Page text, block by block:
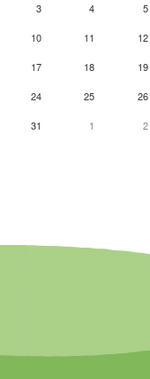
3 4 5
10 11 12
17 18 19
24 25 26
31 1 2